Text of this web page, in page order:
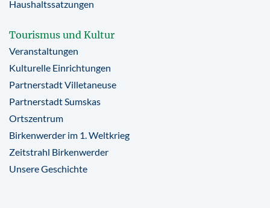
Haushaltssatzungen
Tourismus und Kultur
Veranstaltungen
Kulturelle Einrichtungen
Partnerstadt Villetaneuse
Partnerstadt Sumskas
Ortszentrum
Birkenwerder im 1. Weltkrieg
Zeitstrahl Birkenwerder
Unsere Geschichte